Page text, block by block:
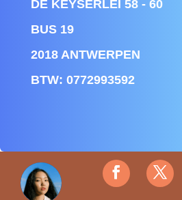
DE KEYSERLEI 58 - 60
BUS 19
2018 ANTWERPEN
BTW: 0772993592